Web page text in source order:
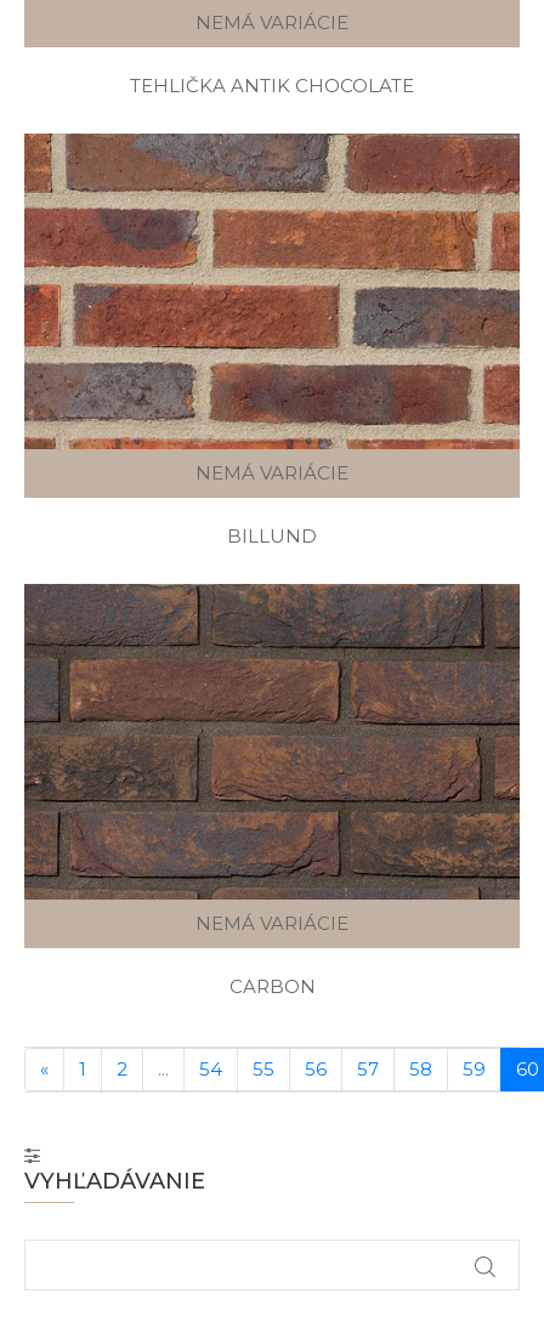
NEMÁ VARIÁCIE
TEHLIČKA ANTIK CHOCOLATE
NEMÁ VARIÁCIE
BILLUND
NEMÁ VARIÁCIE
CARBON
« 1 2 ... 54 55 56 57 58 59 60
VYHĽADÁVANIE